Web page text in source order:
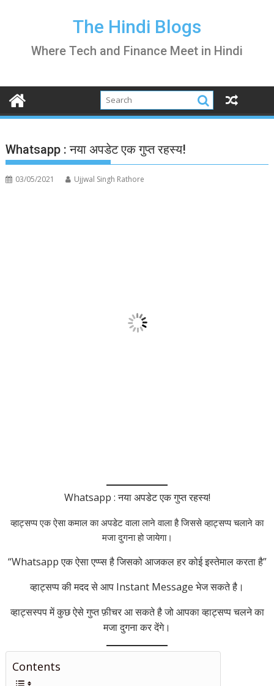
The Hindi Blogs
Where Tech and Finance Meet in Hindi
Whatsapp : नया अपडेट एक गुप्त रहस्य!
03/05/2021 Ujjwal Singh Rathore
Whatsapp : नया अपडेट एक गुप्त रहस्य!
व्हाट्सप्प एक ऐसा कमाल का अपडेट वाला लाने वाला है जिससे व्हाट्सप्प चलाने का
मजा दुगना हो जायेगा।
“Whatsapp एक ऐसा एप्प्स है जिसको आजकल हर कोई इस्तेमाल करता है”
व्हाट्सप्प की मदद से आप Instant Message भेज सकते है।
व्हाट्सस्पप में कुछ ऐसे गुप्त फ़ीचर आ सकते है जो आपका व्हाट्सप्प चलने का
मजा दुगना कर देंगे।
Contents